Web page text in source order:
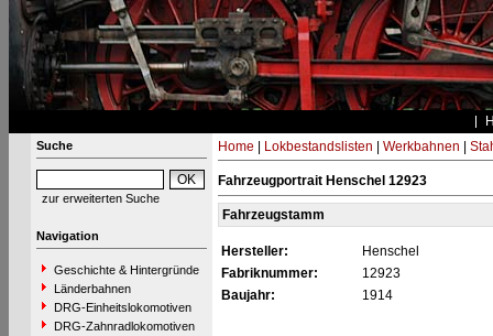
Suche
zur erweiterten Suche
Navigation
Geschichte & Hintergründe
Länderbahnen
DRG-Einheitslokomotiven
DRG-Zahnradlokomotiven
Home Lokbestandslisten Werkbahnen
Fahrzeugportrait Henschel 12923
Fahrzeugstamm
Hersteller:
Henschel
Fabriknummer:
12923
Baujahr:
1914